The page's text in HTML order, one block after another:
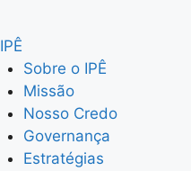
IPÊ
Sobre o IPÊ
Missão
Nosso Credo
Governança
Estratégias